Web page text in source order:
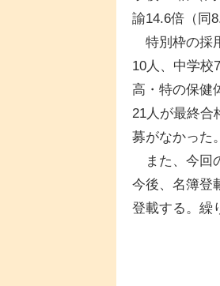
諭14.6倍（同
特別枠の採
10人、中学校
高・特の保健
21人が最終合
募がなかった。
また、今回
今後、名簿登
登載する。繰